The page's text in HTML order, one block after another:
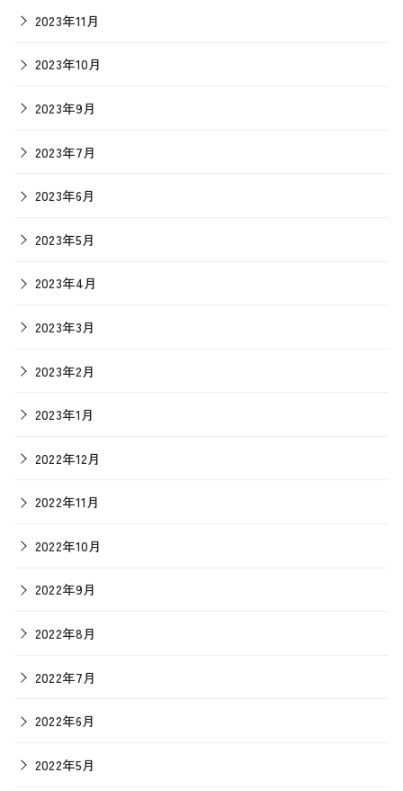
2023年11月
2023年10月
2023年9月
2023年7月
2023年6月
2023年5月
2023年4月
2023年3月
2023年2月
2023年1月
2022年12月
2022年11月
2022年10月
2022年9月
2022年8月
2022年7月
2022年6月
2022年5月